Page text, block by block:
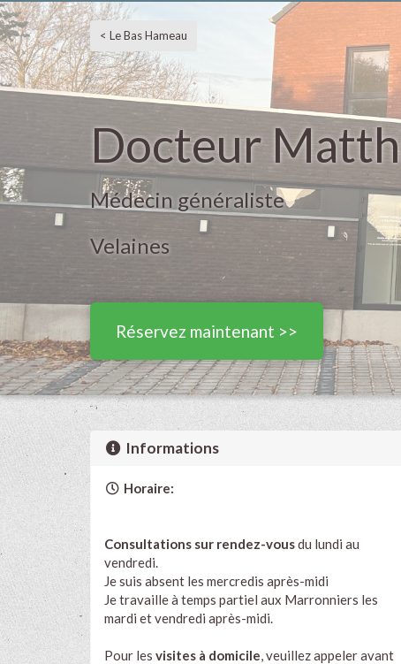
< Le Bas Hameau
Docteur
Médecin généraliste
Velaines
Réservez maintenant >>
Informations
Horaire:
Consultations sur rendez-vousdu lundi au
vendredi.
Je suis absent les mercredis après-midi
Je travaille à temps partiel aux Marronniers les
mardi et vendredi après-midi.
Pour les visites à domicile , veuillez appeler avant